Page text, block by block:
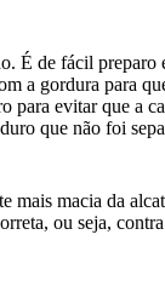
É de fácil
a gordura para
evitar que a
que não foi
macia da
ou seja,